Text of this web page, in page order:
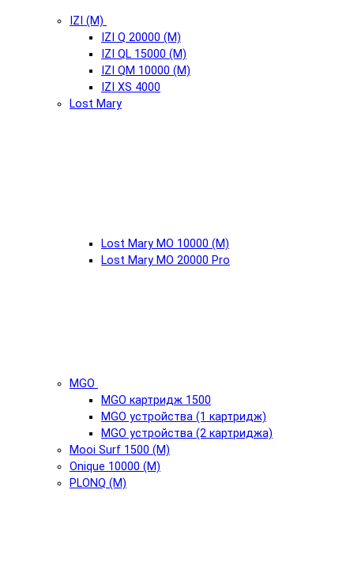
IZI (М)
IZI Q 20000 (М)
IZI QL 15000 (М)
IZI QM 10000 (М)
IZI XS 4000
Lost Mary
Lost Mary MO 10000 (М)
Lost Mary MO 20000 Pro
MGO
MGO картридж 1500
MGO устройства (1 картридж)
MGO устройства (2 картриджа)
Mooi Surf 1500 (М)
Onique 10000 (М)
PLONQ (М)